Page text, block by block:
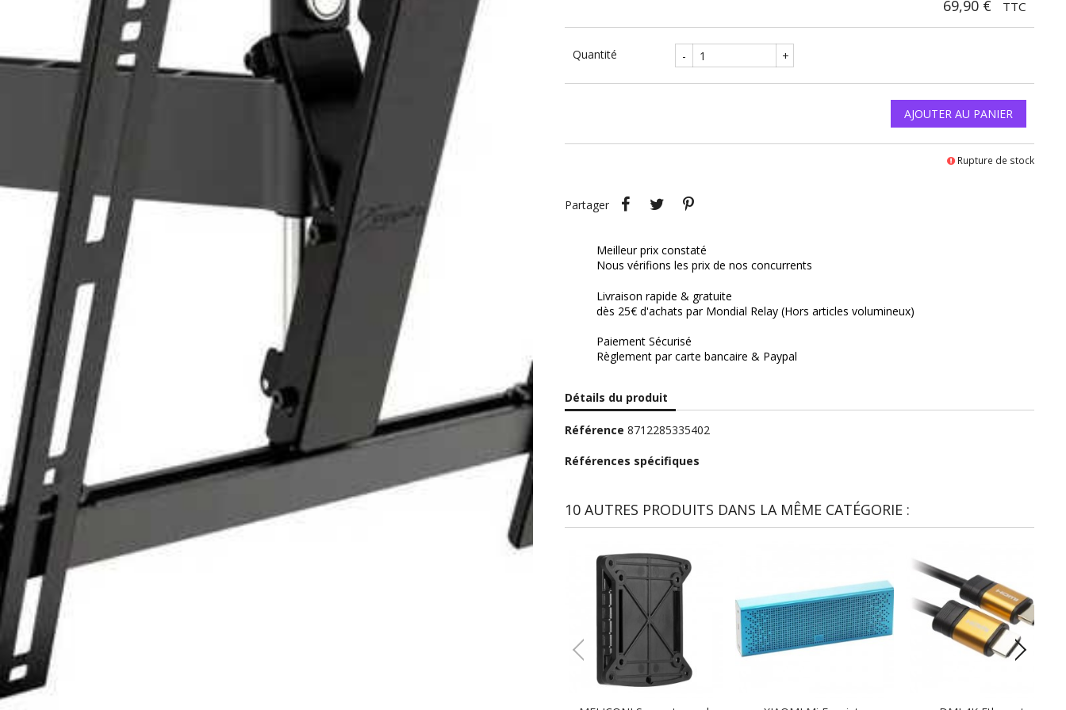
69,90 € TTC
Quantité - +
AJOUTER AU PANIER
Rupture de stock
Partager
PartagerTweet
Meilleur prix constaté
Nous vérifions les prix de nos concurrents
Livraison rapide & gratuite
dès 25€ d'achats par Mondial Relay (Hors articles volumineux)
Paiement Sécurisé
Règlement par carte bancaire & Paypal
Détails du produit
Référence 8712285335402
Références spécifiques
10 AUTRES PRODUITS DANS LA MÊME CATÉGORIE :